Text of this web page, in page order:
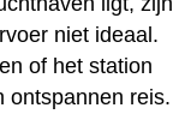
niet ideaal.
of het station
ontspannen reis.